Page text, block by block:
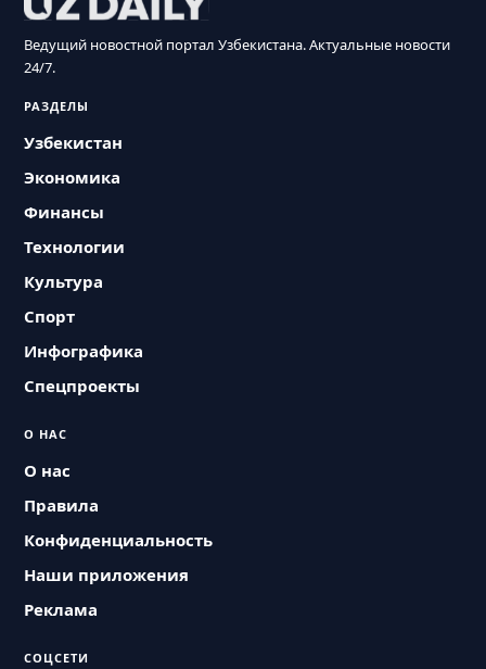
Ведущий новостной портал Узбекистана. Актуальные новости
24/7.
РАЗДЕЛЫ
Узбекистан
Экономика
Финансы
Технологии
Культура
Спорт
Инфографика
Спецпроекты
О НАС
О нас
Правила
Конфиденциальность
Наши приложения
Реклама
СОЦСЕТИ